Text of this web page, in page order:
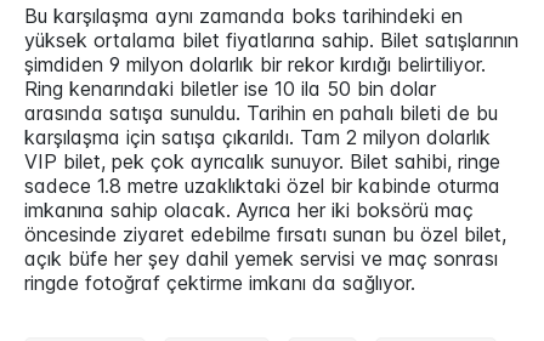
Bu karşılaşma aynı zamanda boks tarihindeki en
yüksek ortalama bilet fiyatlarına sahip. Bilet satışlarının
şimdiden 9 milyon dolarlık bir rekor kırdığı belirtiliyor.
Ring kenarındaki biletler ise 10 ila 50 bin dolar
arasında satışa sunuldu. Tarihin en pahalı bileti de bu
karşılaşma için satışa çıkarıldı. Tam 2 milyon dolarlık
VIP bilet, pek çok ayrıcalık sunuyor. Bilet sahibi, ringe
sadece 1.8 metre uzaklıktaki özel bir kabinde oturma
imkanına sahip olacak. Ayrıca her iki boksörü maç
öncesinde ziyaret edebilme fırsatı sunan bu özel bilet,
açık büfe her şey dahil yemek servisi ve maç sonrası
ringde fotoğraf çektirme imkanı da sağlıyor.